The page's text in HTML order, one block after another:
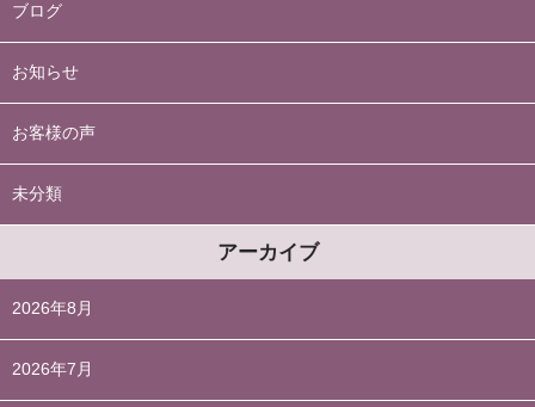
ブログ
お知らせ
お客様の声
未分類
アーカイブ
2026年8月
2026年7月